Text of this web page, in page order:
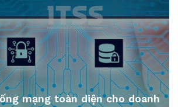
mạng toàn diện cho doanh